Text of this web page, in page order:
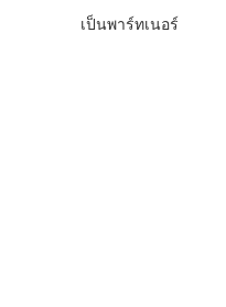
เป็นพาร์ทเนอร์